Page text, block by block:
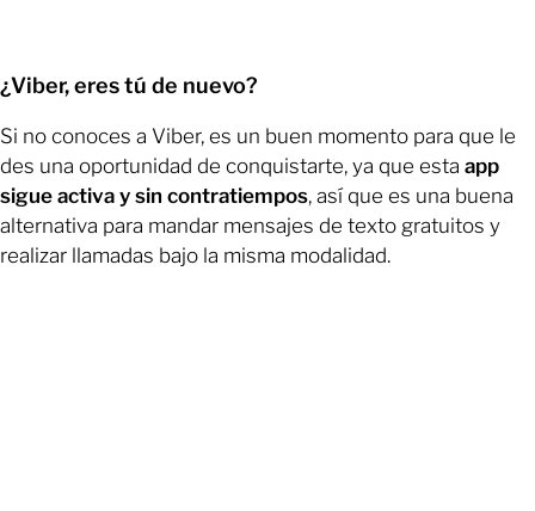
¿Viber, eres tú de nuevo?
Si no conoces a Viber, es un buen momento para que le
des una oportunidad de conquistarte, ya que esta app
sigue activa y sin contratiempos, así que es una buena
alternativa para mandar mensajes de texto gratuitos y
realizar llamadas bajo la misma modalidad.